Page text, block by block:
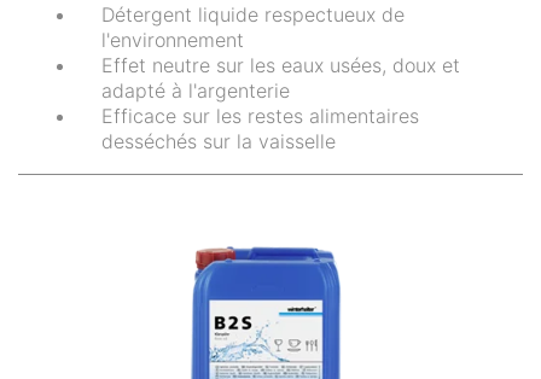
Détergent liquide respectueux de
l'environnement
Effet neutre sur les eaux usées, doux et
adapté à l'argenterie
Efficace sur les restes alimentaires
desséchés sur la vaisselle